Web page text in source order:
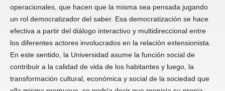
operacionales, que hacen que la misma sea pensada jugando
un rol democratizador del saber. Esa democratización se hace
efectiva a partir del diálogo interactivo y multidireccional entre
los diferentes actores involucrados en la relación extensionista.
En este sentido, la Universidad asume la función social de
contribuir a la calidad de vida de los habitantes y luego, la
transformación cultural, económica y social de la sociedad que